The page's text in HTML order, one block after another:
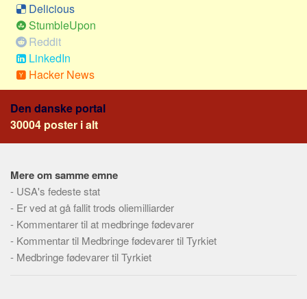
Delicious
StumbleUpon
Reddit
LinkedIn
Hacker News
Den danske portal
30004 poster i alt
Mere om samme emne
- USA's fedeste stat
- Er ved at gå fallit trods oliemilliarder
- Kommentarer til at medbringe fødevarer
- Kommentar til Medbringe fødevarer til Tyrkiet
- Medbringe fødevarer til Tyrkiet